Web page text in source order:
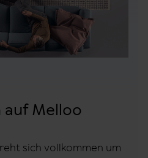
auf Melloo
sich vollkommen um